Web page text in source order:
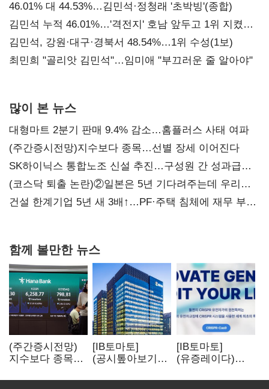
대표된 양 당직 배분"
46.01% 대 44.53%…김민석·정청래 '초박빙'(종합)
김민석 누적 46.01%…'격전지' 호남 앞두고 1위 지켰다
(2보)
김민석, 강원·대구·경북서 48.54%…1위 수성(1보)
최민희 "골리앗 김민석"…임미애 "부끄러운 줄 알아야"
많이 본 뉴스
대형마트 2분기 판매 9.4% 감소…홈플러스 사태 여파
(주간증시전망)지수보다 종목…선별 장세 이어진다
SK하이닉스 통합노조 신설 추진…구성원 간 성과급
불만 확산
(코스닥 퇴출 논란)②일본은 5년 기다려주는데 우리는
당장 퇴출?…시간만으론 부족한 코스닥 구하기
건설 한계기업 5년 새 3배↑…PF·주택 침체에 재무 부담
함께 볼만한 뉴스
(주간증시전망)
지수보다 종목…
이어진다
[IB토마토]
(공시톺아보기)
바로 매출로
[IB토마토]
(유증레이다)
3분의 1 토막…